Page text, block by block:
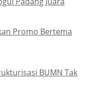
Promo Bertema
BUMN Tak